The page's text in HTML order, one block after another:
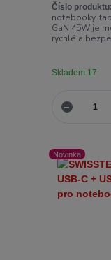
Číslo produktu:
notebooky,
GaN 45W je
rychlé a
Skladem 17
Novinka